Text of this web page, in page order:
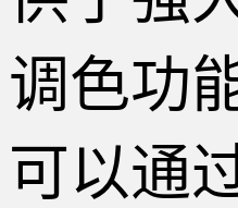
调色功
可以通